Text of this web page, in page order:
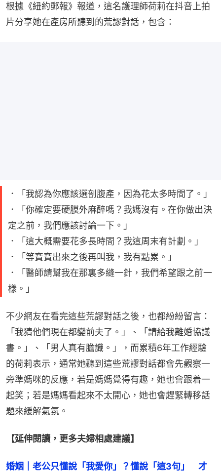
根據《紐約郵報》報道，這名護理師荷莉在抖音上拍
片分享她在產房所聽到的荒謬對話，包含：
．「我認為你應該選剖腹產，因為花太多時間了。」
．「你確定要硬膜外麻醉嗎？我媽沒有。在你做出決
定之前，我們應該討論一下。」
．「這大概需要花多長時間？我這周末有計劃。」
．「等寶寶出來之後再叫我，我有點累。」
．「醫師請幫我在那裏多縫一針，我們希望跟之前一
樣。」
不少網友在看完這些荒謬對話之後，也都紛紛留言：
「我猜他們現在都變前夫了。」、「請給我離婚協議
書。」、「男人真有膽識。」，而累積6年工作經驗
的荷莉表示，通常她聽到這些荒謬對話都會先觀察一
旁準媽咪的反應，若是媽媽覺得有趣，她也會跟着一
起笑；若是媽媽看起來不太開心，她也會趕緊轉移話
題來緩解氣氛。
【延伸閱讀，更多夫婦相處建議】
婚姻｜老公只懂說「我愛你」？懂說「這3句」　才